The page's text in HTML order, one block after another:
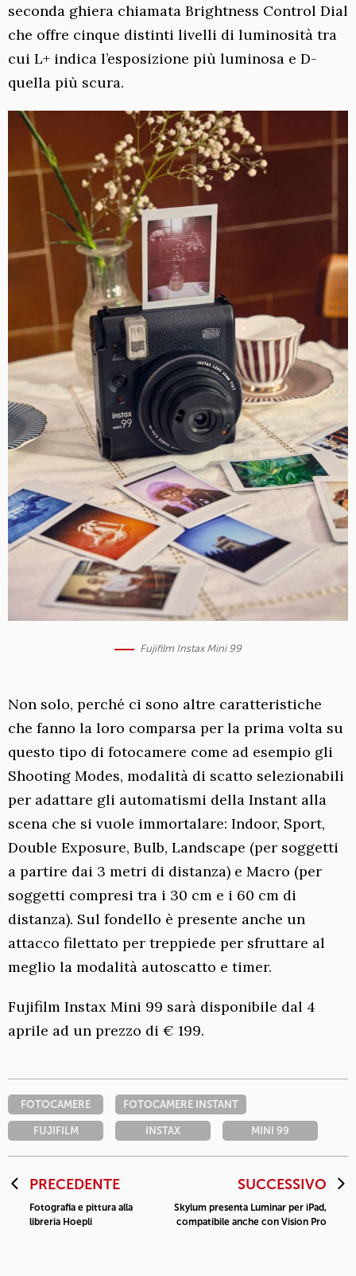
seconda ghiera chiamata Brightness Control Dial
che offre cinque distinti livelli di luminosità tra
cui L+ indica l’esposizione più luminosa e D-
quella più scura.
Fujifilm Instax Mini 99
Non solo, perché ci sono altre caratteristiche
che fanno la loro comparsa per la prima volta su
questo tipo di fotocamere come ad esempio gli
Shooting Modes, modalità di scatto selezionabili
per adattare gli automatismi della Instant alla
scena che si vuole immortalare: Indoor, Sport,
Double Exposure, Bulb, Landscape (per soggetti
a partire dai 3 metri di distanza) e Macro (per
soggetti compresi tra i 30 cm e i 60 cm di
distanza). Sul fondello è presente anche un
attacco filettato per treppiede per sfruttare al
meglio la modalità autoscatto e timer.
Fujifilm Instax Mini 99 sarà disponibile dal 4
aprile ad un prezzo di € 199.
FOTOCAMERE FOTOCAMERE INSTANT
FUJIFILM INSTAX MINI 99
PRECEDENTE
Fotografia e pittura alla
libreria Hoepli
SUCCESSIVO
Skylum presenta Luminar per iPad,
compatibile anche con Vision Pro